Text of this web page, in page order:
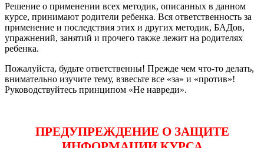
Решение о применении всех методик, описанных в данном
курсе, принимают родители ребенка. Вся ответственность за
применение и последствия этих и других методик, БАДов,
упражнений, занятий и прочего также лежит на родителях
ребенка.
Пожалуйста, будьте ответственны! Прежде чем что-то делать,
внимательно изучите тему, взвесьте все «за» и «против»!
Руководствуйтесь принципом «Не навреди».
ПРЕДУПРЕЖДЕНИЕ О ЗАЩИТЕ